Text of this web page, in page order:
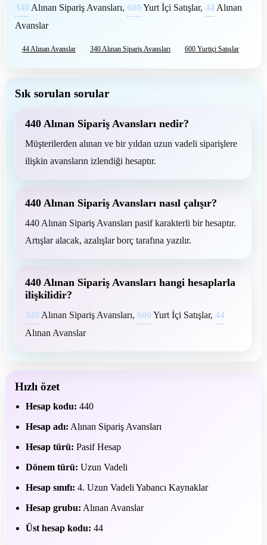
340 Alınan Sipariş Avansları, 600 Yurt İçi Satışlar, 44 Alınan
Avanslar
44 Alınan Avanslar 340 Alınan Sipariş Avansları 600 Yurtiçi Satışlar
Sık sorulan sorular
440 Alınan Sipariş Avansları nedir?
Müşterilerden alınan ve bir yıldan uzun vadeli siparişlere
ilişkin avansların izlendiği hesaptır.
440 Alınan Sipariş Avansları nasıl çalışır?
440 Alınan Sipariş Avansları pasif karakterli bir hesaptır.
Artışlar alacak, azalışlar borç tarafına yazılır.
440 Alınan Sipariş Avansları hangi hesaplarla
ilişkilidir?
340 Alınan Sipariş Avansları, 600 Yurt İçi Satışlar, 44
Alınan Avanslar
Hızlı özet
Hesap kodu: 440
Hesap adı: Alınan Sipariş Avansları
Hesap türü: Pasif Hesap
Dönem türü: Uzun Vadeli
Hesap sınıfı: 4. Uzun Vadeli Yabancı Kaynaklar
Hesap grubu: Alınan Avanslar
Üst hesap kodu: 44